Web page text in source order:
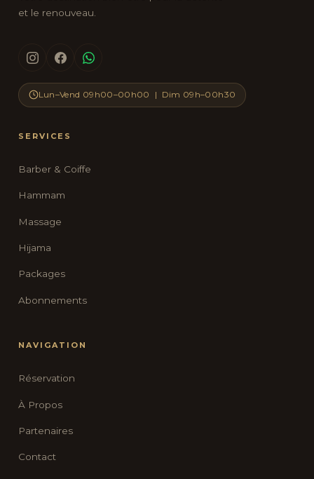
et le renouveau.
Lun–Vend 09h00–00h00 | Dim 09h–00h30
SERVICES
Barber & Coiffe
Hammam
Massage
Hijama
Packages
Abonnements
NAVIGATION
Réservation
À Propos
Partenaires
Contact